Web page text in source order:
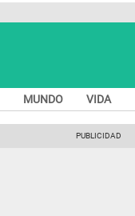
MUNDO VIDA